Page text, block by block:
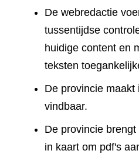
De webredactie
tussentijdse
huidige content en
teksten
De provincie maakt
vindbaar.
De provincie
in kaart om pdf's